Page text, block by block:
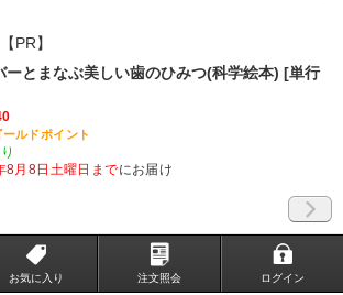
PR】
ーとまなぶ美しい歯のひみつ(科学絵本) [単行
ールドポイント
8月8日土曜日までにお届け
お気に入り 注文照会 ログイン